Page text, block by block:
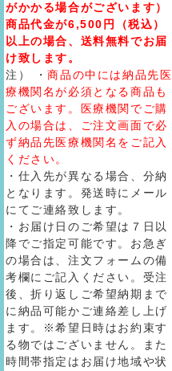
がかかる場合がございます）
商品代金が6,500円（税込）
以上の場合、送料無料でお届
け致します。
注） ・商品の中には納品先医
療機関名が必須となる商品も
ございます。医療機関でご購
入の場合は、ご注文画面で必
ず納品先医療機関名をご記入
ください。
・仕入先が異なる場合、分納
となります。発送時にメール
にてご連絡致します。
・お届け日のご希望は７日以
降でご指定可能です。お急ぎ
の場合は、注文フォームの備
考欄にご記入ください。受注
後、折り返しご希望納期まで
に納品可能かご連絡差し上げ
ます。※希望日時はお約束す
る物ではございません。また
時間帯指定はお届け地域や状